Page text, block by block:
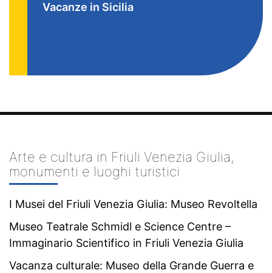
Vacanze in Sicilia
Arte e cultura in Friuli Venezia Giulia,
monumenti e luoghi turistici
I Musei del Friuli Venezia Giulia: Museo Revoltella
Museo Teatrale Schmidl e Science Centre –
Immaginario Scientifico in Friuli Venezia Giulia
Vacanza culturale: Museo della Grande Guerra e